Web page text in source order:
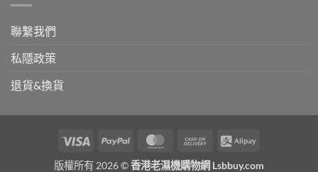
聯繫我們
私隱政策
退貨&換貨
Visa PayPal MasterCardCash
Alipay
版權所有 2026 ©香港老濕機購物網 Lsbbuy.com